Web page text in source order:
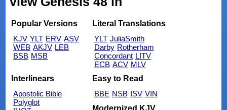
Popular Versions
KJV YLT ERV ASV
WEB AKJV LEB
BSB MSB
Literal Translations
YLT JuliaSmith
Darby Rotherham
Concordant LITV
ECB ACV MLV
Interlinears
Apostolic Bible
Polyglot
Easy to Read
BBE NSB ISV VIN
Modernized KJV